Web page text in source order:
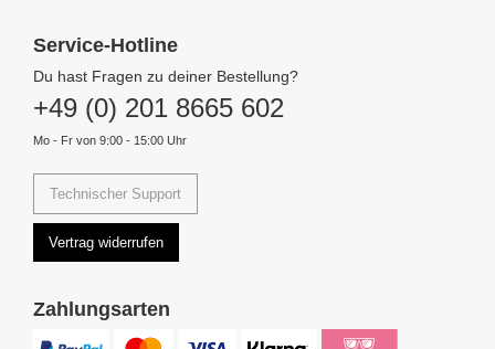
Service-Hotline
Du hast Fragen zu deiner Bestellung?
+49 (0) 201 8665 602
Mo - Fr von 9:00 - 15:00 Uhr
Technischer Support
Vertrag widerrufen
Zahlungsarten